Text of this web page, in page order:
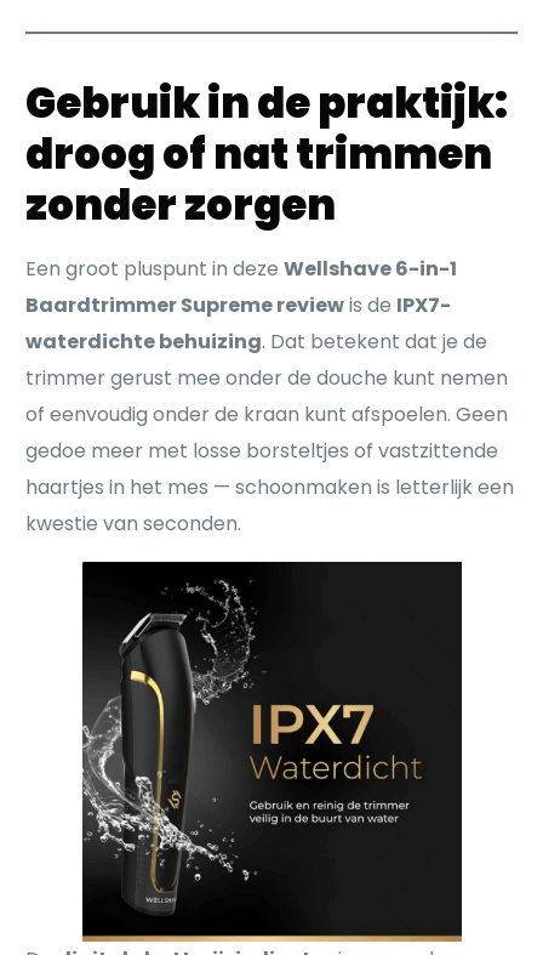
Gebruik in de praktijk:
droog of nat trimmen
zonder zorgen
Een groot pluspunt in dezeWellshave 6-in-1
Baardtrimmer Supreme reviewis de IPX7-
waterdichte behuizing. Dat betekent dat je de
trimmer gerust mee onder de douche kunt nemen
of eenvoudig onder de kraan kunt afspoelen. Geen
gedoe meer met losse borsteltjes of vastzittende
haartjes in het mes — schoonmaken is letterlijk een
kwestie van seconden.